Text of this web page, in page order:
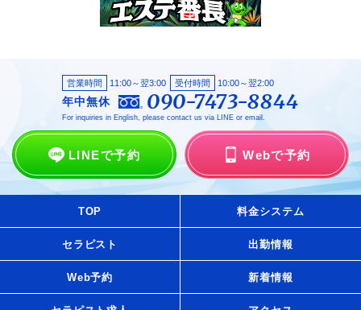
営業時間 11:00～翌3:00 受付時間 10:00～翌2:00
年中無休 090-7473-8844
For inquiries in English, please contact us via LINE or email.
LINEで予約 Webで予約
TOP 料金システム
セラピスト 出勤情報
Web予約 新着情報